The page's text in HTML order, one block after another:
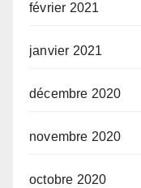
février 2021
janvier 2021
décembre 2020
novembre 2020
octobre 2020